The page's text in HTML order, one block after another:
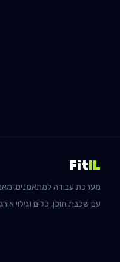
FitIL
מערכת עבודה למתאמנים,
עם שכבת תוכן, כלים וגילוי